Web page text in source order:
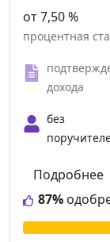
от 7,50 %
процентная
дохода
без
87%
Подробнее